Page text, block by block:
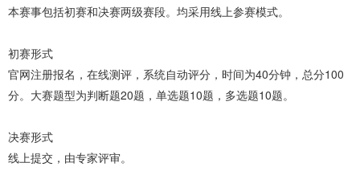
本赛事包括初赛和决赛两级赛段。均采用线上参赛模式。
初赛形式
官网注册报名，在线测评，系统自动评分，时间为40分钟，总分100
分。大赛题型为判断题20题，单选题10题，多选题10题。
决赛形式
线上提交，由专家评审。